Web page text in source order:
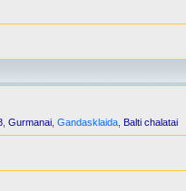
Gurmanai Gandasklaida Balti chalatai